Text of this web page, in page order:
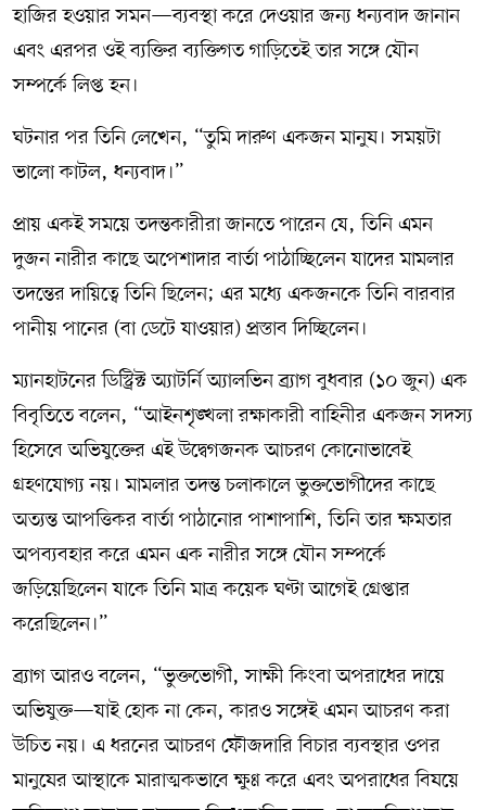
হাজির হওয়ার সমন—ব্যবস্থা করে দেওয়ার জন্য ধন্যবাদ জানান
এবং এরপর ওই ব্যক্তির ব্যক্তিগত গাড়িতেই তার সঙ্গে যৌন
সম্পর্কে লিপ্ত হন।
ঘটনার পর তিনি লেখেন, “তুমি দারুণ একজন মানুষ। সময়টা
ভালো কাটল, ধন্যবাদ।”
প্রায় একই সময়ে তদন্তকারীরা জানতে পারেন যে, তিনি এমন
দুজন নারীর কাছে অপেশাদার বার্তা পাঠাচ্ছিলেন যাদের মামলার
তদন্তের দায়িত্বে তিনি ছিলেন; এর মধ্যে একজনকে তিনি বারবার
পানীয় পানের (বা ডেটে যাওয়ার) প্রস্তাব দিচ্ছিলেন।
ম্যানহাটনের ডিস্ট্রিক্ট অ্যাটর্নি অ্যালভিন ব্র্যাগ বুধবার (১০ জুন) এক
বিবৃতিতে বলেন, “আইনশৃঙ্খলা রক্ষাকারী বাহিনীর একজন সদস্য
হিসেবে অভিযুক্তের এই উদ্বেগজনক আচরণ কোনোভাবেই
গ্রহণযোগ্য নয়। মামলার তদন্ত চলাকালে ভুক্তভোগীদের কাছে
অত্যন্ত আপত্তিকর বার্তা পাঠানোর পাশাপাশি, তিনি তার ক্ষমতার
অপব্যবহার করে এমন এক নারীর সঙ্গে যৌন সম্পর্কে
জড়িয়েছিলেন যাকে তিনি মাত্র কয়েক ঘণ্টা আগেই গ্রেপ্তার
করেছিলেন।”
ব্র্যাগ আরও বলেন, “ভুক্তভোগী, সাক্ষী কিংবা অপরাধের দায়ে
অভিযুক্ত—যাই হোক না কেন, কারও সঙ্গেই এমন আচরণ করা
উচিত নয়। এ ধরনের আচরণ ফৌজদারি বিচার ব্যবস্থার ওপর
মানুষের আস্থাকে মারাত্মকভাবে ক্ষুণ্ণ করে এবং অপরাধের বিষয়ে